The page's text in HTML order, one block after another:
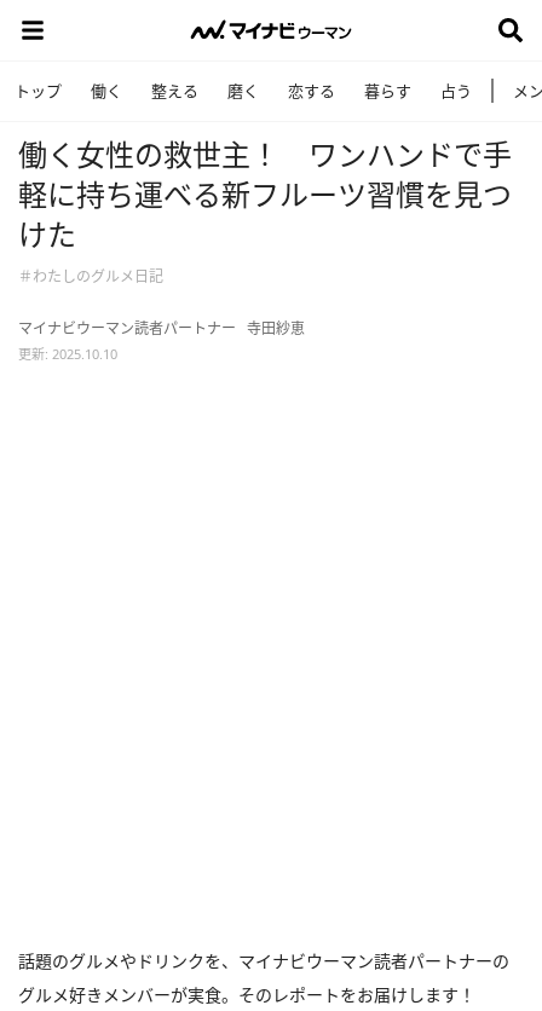
トップ 働く 整える 磨く 恋する 暮らす 占う メ
働く女性の救世主！ ワンハンドで手
軽に持ち運べる新フルーツ習慣を見つ
けた
＃わたしのグルメ日記
マイナビウーマン読者パートナー 寺田紗恵
更新: 2025.10.10
話題のグルメやドリンクを、マイナビウーマン読者パートナーの
グルメ好きメンバーが実食。そのレポートをお届けします！